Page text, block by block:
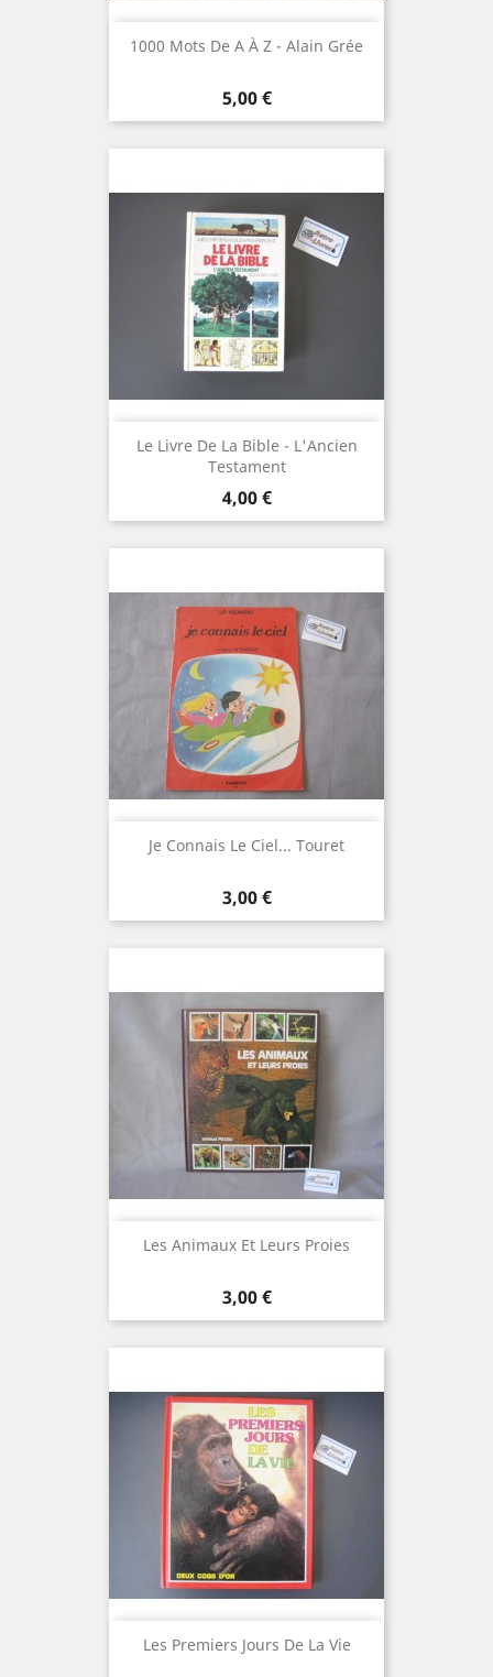
1000 Mots De A À Z - Alain Grée
Prix
5,00 €
Le Livre De La Bible - L'Ancien
Testament
Prix
4,00 €
Je Connais Le Ciel... Touret
Prix
3,00 €
Les Animaux Et Leurs Proies
Prix
3,00 €
Les Premiers Jours De La Vie